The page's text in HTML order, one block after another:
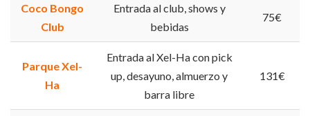
Coco Bongo
Club
Entrada al club, shows y
bebidas
75€
Parque Xel-
Ha
Entrada al Xel-Ha con pick
up, desayuno, almuerzo y
barra libre
131€